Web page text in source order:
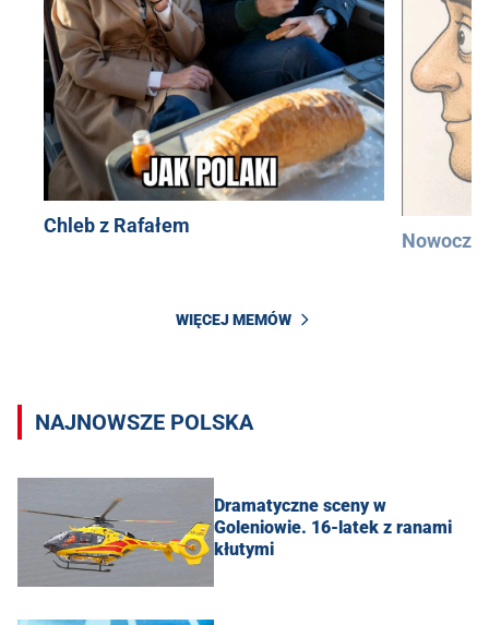
Chleb z Rafałem
WIĘCEJ MEMÓW
NAJNOWSZE POLSKA
Dramatyczne sceny w
Goleniowie. 16-latek z ranami
kłutymi